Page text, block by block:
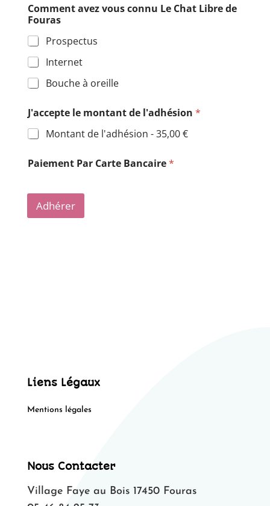
Comment avez vous connu Le Chat Libre de
Fouras
Prospectus
Internet
Bouche à oreille
J'accepte le montant de l'adhésion *
Montant de l'adhésion -35,00 €
Paiement Par Carte Bancaire*
Adhérer
Liens Légaux
Mentions légales
Nous Contacter
Village Faye au Bois 17450 Fouras